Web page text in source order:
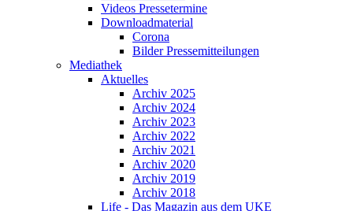
Videos Pressetermine
Downloadmaterial
Corona
Bilder Pressemitteilungen
Mediathek
Aktuelles
Archiv 2025
Archiv 2024
Archiv 2023
Archiv 2022
Archiv 2021
Archiv 2020
Archiv 2019
Archiv 2018
Life - Das Magazin aus dem UKE